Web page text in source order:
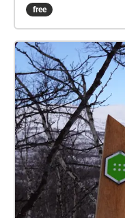
forskning som äger
om några av Abisko.
free